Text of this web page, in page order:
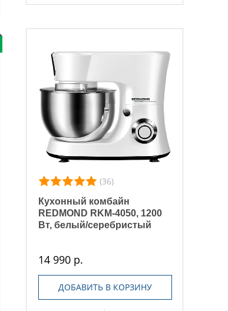
(36)
Кухонный комбайн
REDMOND RKM-4050, 1200
Вт, белый/серебристый
14 990 р.
ДОБАВИТЬ В КОРЗИНУ